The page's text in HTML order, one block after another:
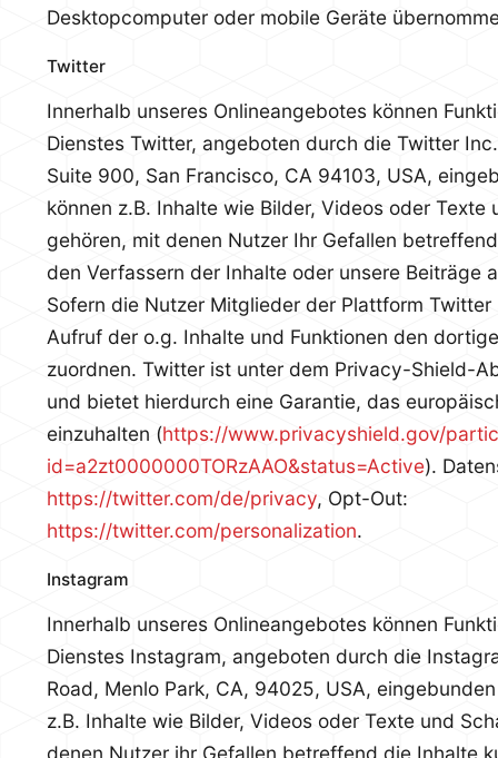
Desktopcomputer oder mobile Geräte
Twitter
Innerhalb unseres Onlineangebotes können
Dienstes Twitter, angeboten durch die Twitter
Suite 900, San Francisco, CA 94103, USA,
können z.B. Inhalte wie Bilder, Videos oder Texte
gehören, mit denen Nutzer Ihr Gefallen
den Verfassern der Inhalte oder unsere Beiträge
Sofern die Nutzer Mitglieder der Plattform
Aufruf der o.g. Inhalte und Funktionen den
zuordnen. Twitter ist unter dem Privacy-Shield-
und bietet hierdurch eine Garantie, das
einzuhalten (https://www.privacyshield.gov/
id=a2zt0000000TORzAAO&status=Active).
https://twitter.com/de/privacy, Opt-Out:
https://twitter.com/personalization.
Instagram
Innerhalb unseres Onlineangebotes können
Dienstes Instagram, angeboten durch die
Road, Menlo Park, CA, 94025, USA,
z.B. Inhalte wie Bilder, Videos oder Texte und
denen Nutzer ihr Gefallen betreffend die Inhalte